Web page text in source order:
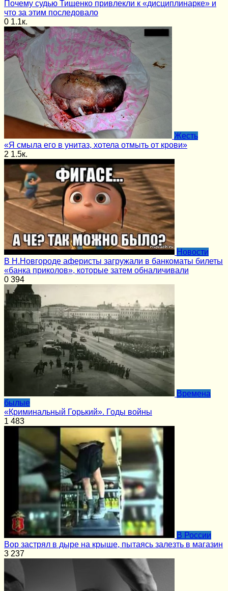
Почему судью Тищенко привлекли к «дисциплинарке» и
что за этим последовало
0 1.1к.
Жесть
«Я смыла его в унитаз, хотела отмыть от крови»
2 1.5к.
Новости
В Н.Новгороде аферисты загружали в банкоматы билеты
«банка приколов», которые затем обналичивали
0 394
Времена
былые
«Криминальный Горький». Годы войны
1 483
В России
Вор застрял в дыре на крыше, пытаясь залезть в магазин
3 237